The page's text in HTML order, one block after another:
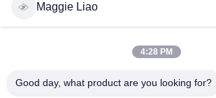
Maschine CER Zustimmung macht
Hühnerlandei-Tray Carton Paper
Maggie Liao
4:28 PM
Good day, what product are you looking for?